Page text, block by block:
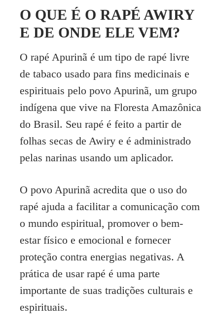
As
opções
ser
escolhidas
na
página
produto
O QUE É O RAPÉ AWIRY
E DE ONDE ELE VEM?
O rapé Apurinã é um tipo de rapé livre
de tabaco usado para fins medicinais e
espirituais pelo povo Apurinã, um grupo
indígena que vive na Floresta Amazônica
do Brasil. Seu rapé é feito a partir de
folhas secas de Awiry e é administrado
pelas narinas usando um aplicador.
O povo Apurinã acredita que o uso do
rapé ajuda a facilitar a comunicação com
o mundo espiritual, promover o bem-
estar físico e emocional e fornecer
proteção contra energias negativas. A
prática de usar rapé é uma parte
importante de suas tradições culturais e
espirituais.